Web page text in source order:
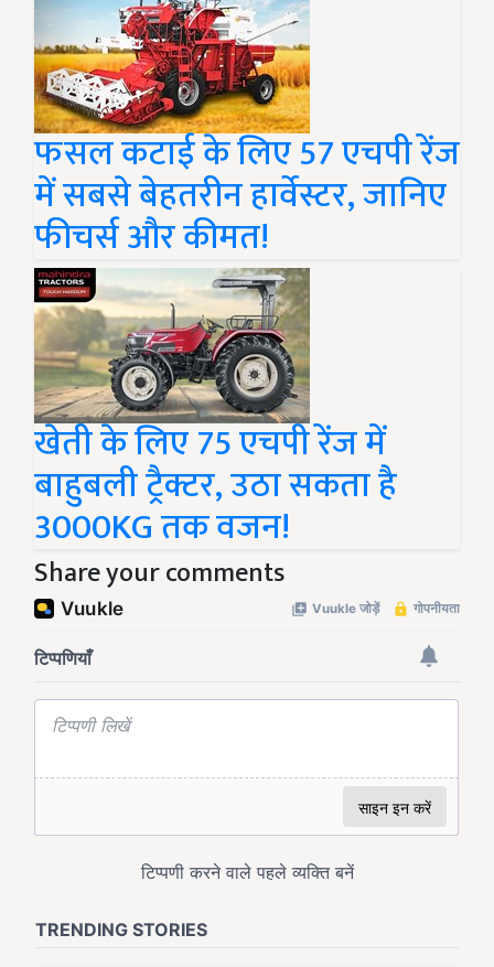
फसल कटाई के लिए 57 एचपी रेंज
में सबसे बेहतरीन हार्वेस्टर, जानिए
फीचर्स और कीमत!
खेती के लिए 75 एचपी रेंज में
बाहुबली ट्रैक्टर, उठा सकता है
3000KG तक वजन!
Share your comments